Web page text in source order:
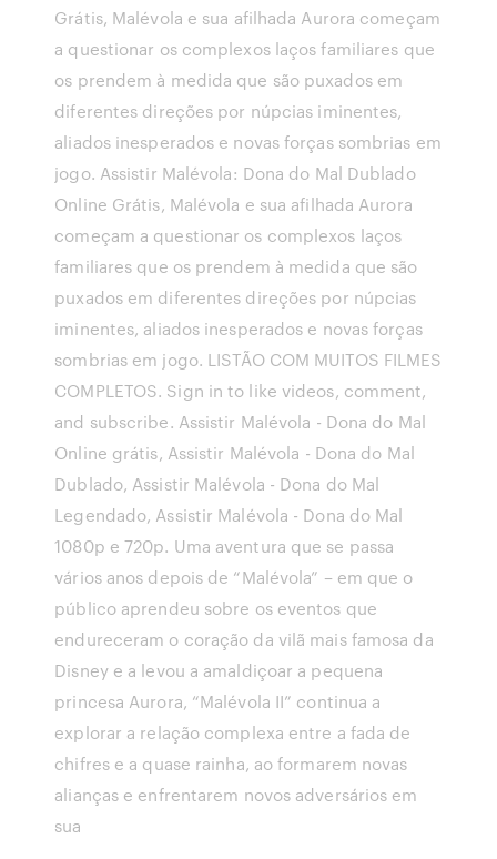
Grátis, Malévola e sua afilhada Aurora começam
a questionar os complexos laços familiares que
os prendem à medida que são puxados em
diferentes direções por núpcias iminentes,
aliados inesperados e novas forças sombrias em
jogo. Assistir Malévola: Dona do Mal Dublado
Online Grátis, Malévola e sua afilhada Aurora
começam a questionar os complexos laços
familiares que os prendem à medida que são
puxados em diferentes direções por núpcias
iminentes, aliados inesperados e novas forças
sombrias em jogo. LISTÃO COM MUITOS FILMES
COMPLETOS. Sign in to like videos, comment,
and subscribe. Assistir Malévola - Dona do Mal
Online grátis, Assistir Malévola - Dona do Mal
Dublado, Assistir Malévola - Dona do Mal
Legendado, Assistir Malévola - Dona do Mal
1080p e 720p. Uma aventura que se passa
vários anos depois de “Malévola” – em que o
público aprendeu sobre os eventos que
endureceram o coração da vilã mais famosa da
Disney e a levou a amaldiçoar a pequena
princesa Aurora, “Malévola II” continua a
explorar a relação complexa entre a fada de
chifres e a quase rainha, ao formarem novas
alianças e enfrentarem novos adversários em
sua